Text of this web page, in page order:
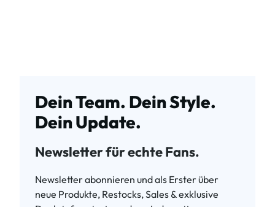
Dein Team. Dein Style.
Dein Update.
Newsletter für echte Fans.
Newsletter abonnieren und als Erster über
neue Produkte, Restocks, Sales & exklusive